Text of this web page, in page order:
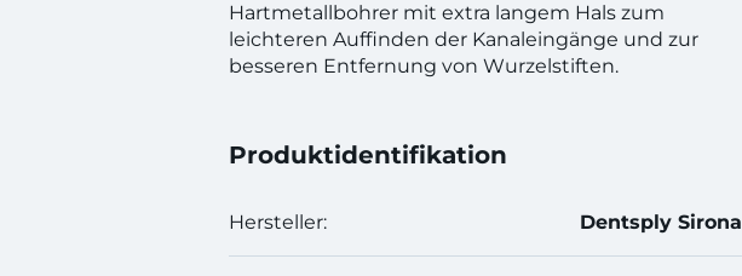
Hartmetallbohrer mit extra langem Hals zum
leichteren Auffinden der Kanaleingänge und zur
besseren Entfernung von Wurzelstiften.
Produktidentifikation
Hersteller: Dentsply Sirona